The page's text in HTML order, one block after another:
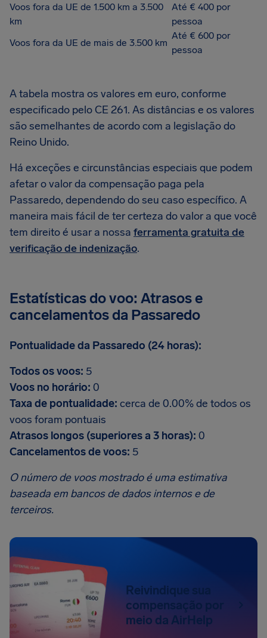
Voos fora da UE de 1.500 km a 3.500
km
Até € 400 por
pessoa
Voos fora da UE de mais de 3.500 km
Até € 600 por
pessoa
A tabela mostra os valores em euro, conforme
especificado pelo CE 261. As distâncias e os valores
são semelhantes de acordo com a legislação do
Reino Unido.
Há exceções e circunstâncias especiais que podem
afetar o valor da compensação paga pela
Passaredo, dependendo do seu caso específico. A
maneira mais fácil de ter certeza do valor a que você
tem direito é usar a nossa ferramenta gratuita de
verificação de indenização.
Estatísticas do voo: Atrasos e
cancelamentos da Passaredo
Pontualidade da Passaredo (24 horas):
Todos os voos: 5
Voos no horário: 0
Taxa de pontualidade: cerca de 0.00% de todos os
voos foram pontuais
Atrasos longos (superiores a 3 horas): 0
Cancelamentos de voos: 5
O número de voos mostrado é uma estimativa
baseada em bancos de dados internos e de
terceiros.
Reivindique sua
compensação por
meio da AirHelp